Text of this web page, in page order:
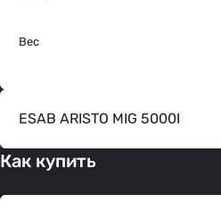
Вес
ESAB ARISTO MIG 5000I
Как купить